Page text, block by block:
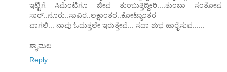
ಇಟ್ಟಿಗೆ ಸಿಮೆಂಟಿಗೂ ಜೀವ ತುಂಬುತ್ತಿದ್ದೀರಿ....ತುಂಬಾ ಸಂತೋಷ
ಸಾರ್..ನೂರು..ಸಾವಿರ..ಲಕ್ಷಾಂತರ..ಕೋಟ್ಯಾಂತರ
ವಾಗಲಿ... ನಾವು ಓದುತ್ತಲೇ ಇರುತ್ತೇವೆ... ಸದಾ ಶುಭ ಹಾರೈಸುವ......
ಶ್ಯಾಮಲ
Reply